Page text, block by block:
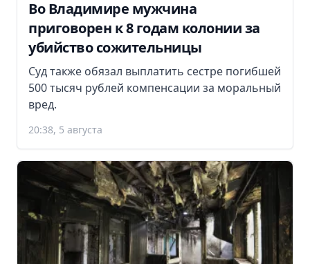
Во Владимире мужчина
приговорен к 8 годам колонии за
убийство сожительницы
Суд также обязал выплатить сестре погибшей
500 тысяч рублей компенсации за моральный
вред.
20:38, 5 августа